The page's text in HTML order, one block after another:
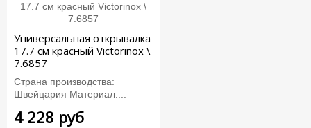
Универсальная открывалка
17.7 см красный Victorinox \
7.6857
Страна производства:
Швейцария Материал:...
4 228 руб